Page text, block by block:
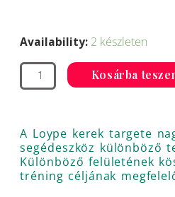
Availability: 2 készleten
target
-
gumi
borítással
mennyiség
Kosárba
A Loype kerek targete
segédeszköz különböző
Különböző felületének
tréning céljának